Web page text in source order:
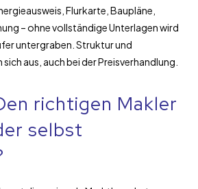
Flurkarte, Baupläne,
– ohne vollständige Unterlagen wird
untergraben. Struktur und
aus, auch bei der Preisverhandlung.
richtigen Makler
selbst